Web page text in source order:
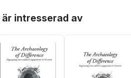
intresserad av